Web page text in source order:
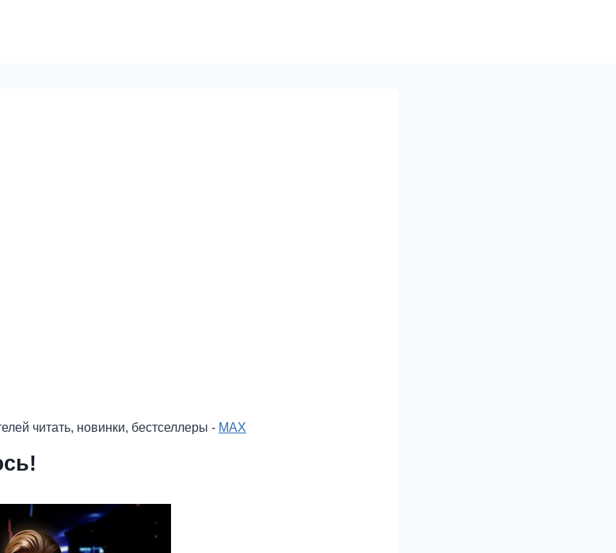
читать, новинки, бестселлеры - MAX